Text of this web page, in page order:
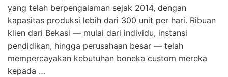
yang telah berpengalaman sejak 2014, dengan
kapasitas produksi lebih dari 300 unit per hari. Ribuan
klien dari Bekasi — mulai dari individu, instansi
pendidikan, hingga perusahaan besar — telah
mempercayakan kebutuhan boneka custom mereka
kepada …